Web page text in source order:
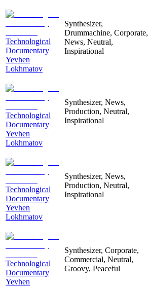
Technological
Documentary
Yevhen
Lokhmatov
Synthesizer,
Drummachine, Corporate,
News, Neutral,
Inspirational
Technological
Documentary
Yevhen
Lokhmatov
Synthesizer, News,
Production, Neutral,
Inspirational
Technological
Documentary
Yevhen
Lokhmatov
Synthesizer, News,
Production, Neutral,
Inspirational
Technological
Documentary
Yevhen
Synthesizer, Corporate,
Commercial, Neutral,
Groovy, Peaceful